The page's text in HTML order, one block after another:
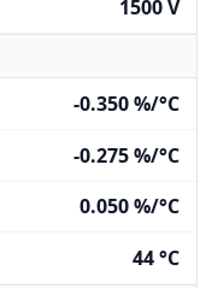
1500 V
-0.350 %/°C
-0.275 %/°C
0.050 %/°C
44 °C